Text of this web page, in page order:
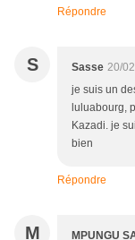
Répondre
S Sasse 20/
je suis un
luluabourg,
Kazadi. je
bien
Répondre
M MPUNGU